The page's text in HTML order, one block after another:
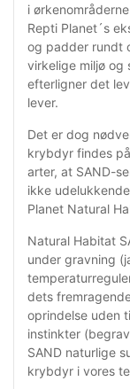
i
Repti Planet´s
og padder rundt
virkelige miljø og
efterligner det
lever.
Det er dog
krybdyr findes
arter, at SAND-
ikke
Planet Natural
Natural Habitat
under gravning
dets
oprindelse uden
instinkter
SAND naturlige
krybdyr i vores